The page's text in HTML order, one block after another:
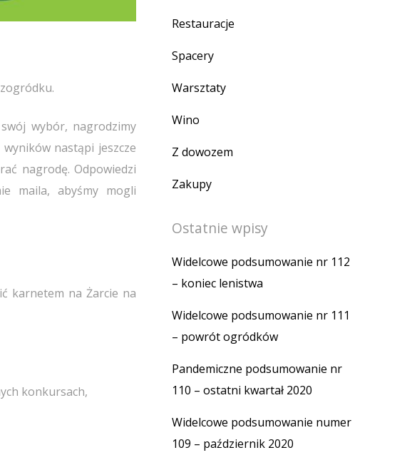
wybór, nagrodzimy
nastąpi jeszcze
nagrodę. Odpowiedzi
maila, abyśmy mogli
karnetem na Żarcie na
konkursach,
Restauracje
Spacery
Warsztaty
Wino
Z dowozem
Zakupy
Ostatnie wpisy
Widelcowe podsumowanie nr 112
– koniec lenistwa
Widelcowe podsumowanie nr 111
– powrót ogródków
Pandemiczne podsumowanie nr
110 – ostatni kwartał 2020
Widelcowe podsumowanie numer
109 – październik 2020